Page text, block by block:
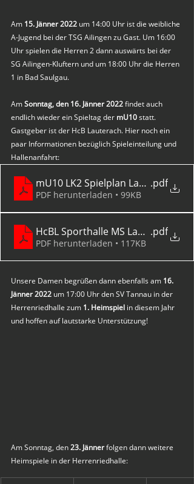
Am 15. Jänner 2022 um 14:00 Uhr ist die weibliche
A-Jugend bei der TSG Ailingen zu Gast. Um 16:00
Uhr spielen die Herren 2 dann auswärts bei der
SG Ailingen-Kluftern und um 18:00 Uhr die Herren
1 in Bad Saulgau.
Am Sonntag, den 16. Jänner 2022 findet auch
endlich wieder ein Spieltag der mU10 statt.
Gastgeber ist der HcB Lauterach. Hier noch ein
paar Informationen bezüglich Spieleinteilung und
Hallenanfahrt:
mU10 LK2 Spielplan Lauterach 16-
.pdf
PDF herunterladen • 99KB
HcBL Sporthalle MS Lauterach
.pdf
PDF herunterladen • 117KB
Unsere Damen begrüßen dann ebenfalls am 16.
Jänner 2022 um 17:00 Uhr den SV Tannau in der
Herrenriedhalle zum 1. Heimspiel in diesem Jahr
und hoffen auf lautstarke Unterstützung!
Am Sonntag, den 23. Jänner folgen dann weitere
Heimspiele in der Herrenriedhalle: